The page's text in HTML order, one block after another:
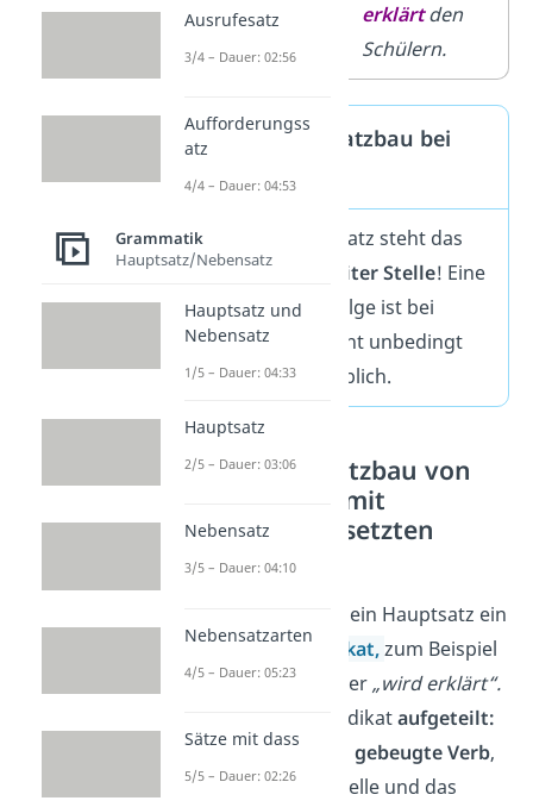
Schülern die
Aufgabe.
erklärt den
Schülern.
Grundregel: Satzbau bei
Hauptsätzen
In einem Hauptsatz steht das
Prädikat
zweiter Stelle! Eine
andere Reihenfolge ist bei
Hauptsätzen nicht unbedingt
falsch, aber unüblich.
Sonderfall: Satzbau von
Hauptsätzen mit
zusammengesetzten
Verben
Manchmal enthält ein Hauptsatz ein
zweiteiliges Prädikat,zum Beispiel
„hat gefangen“
oder„wird erklärt“.
Dann wird das Prädikataufgeteilt:
Das erste, also das gebeugte Verb,
steht an zweiter Stelle und das
Ausrufesatz
3/4 – Dauer: 02:56
Aufforderungss
atz
4/4 – Dauer: 04:53
Grammatik
Hauptsatz/Nebensatz
Hauptsatz und
Nebensatz
1/5 – Dauer: 04:33
Hauptsatz
2/5 – Dauer: 03:06
Nebensatz
3/5 – Dauer: 04:10
Nebensatzarten
4/5 – Dauer: 05:23
Sätze mit dass
5/5 – Dauer: 02:26